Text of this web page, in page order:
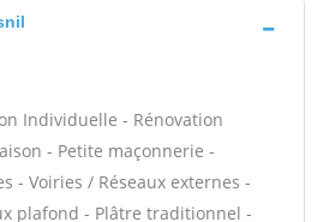
Individuelle - Rénovation
- Petite maçonnerie -
- Voiries / Réseaux externes -
plafond - Plâtre traditionnel -